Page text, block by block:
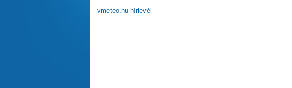
vmeteo.hu hírlevél